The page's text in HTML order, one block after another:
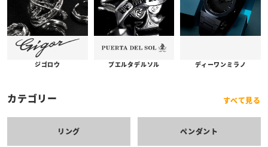
ジゴロウ プエルタデルソル ディーワンミラノ
カテゴリー すべて見る
リング ペンダント